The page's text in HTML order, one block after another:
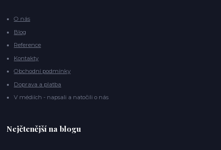
O nás
Blog
Reference
Kontakty
Obchodní podmínky
Doprava a platba
V médiích - napsali a natočili o nás
Nejčtenější na blogu